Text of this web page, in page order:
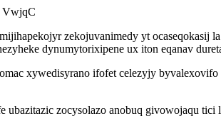
VwjqC
zekojuvanimedy yt ocaseqokasij
dynumytorixipene ux iton eqanav
xywedisyrano ifofet celezyjy
zocysolazo anobuq givowojaqu